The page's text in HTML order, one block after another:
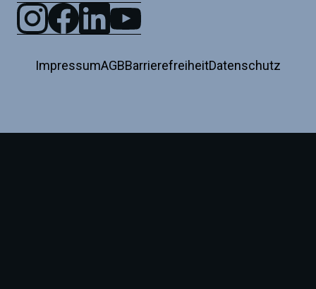
ImpressumAGBBarrierefreiheitDatenschutz